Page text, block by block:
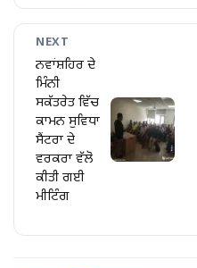
NEXT
ਨਵਾਂਸ਼ਹਿਰ ਦੇ
ਮਿੰਨੀ
ਸਕੱਤਰੇਤ ਵਿੱਚ
ਕਾਮਨ ਸੁਵਿਧਾ
ਸੈਂਟਰਾ ਦੇ
ਵਰਕਰਾ ਵੱਲੋ
ਕੀਤੀ ਗਈ
ਮੀਟਿੰਗ